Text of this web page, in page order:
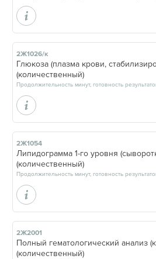
2Ж1026/к
Глюкоза (плазма крови,
(количественный)
2Ж1054
Липидограмма 1-го уровня
(количественный)
2Ж2001
Полный гематологический анализ
(количественный)